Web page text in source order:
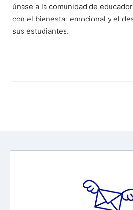
únase a la comunidad de
con el bienestar emocional y el
sus estudiantes.